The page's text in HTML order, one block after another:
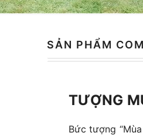
SẢN PHẨM
TƯỢNG
Bức tượng